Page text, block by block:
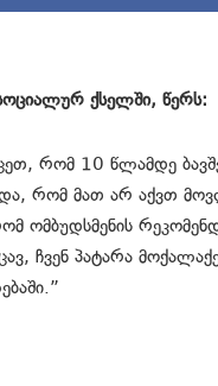
ქსელში, წერს:
რომ 10 წლამდე
რომ მათ არ აქვთ
ომბუდსმენის
ჩვენ პატარა